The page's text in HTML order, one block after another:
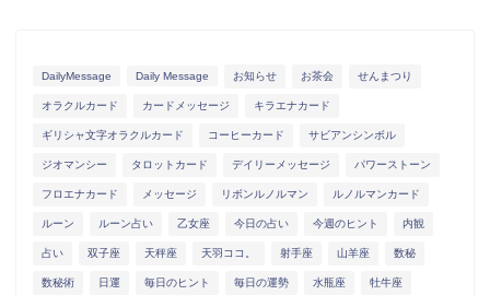
DailyMessage Daily Message お知らせ お茶会 せんまつり
オラクルカード カードメッセージ キラエナカード
ギリシャ文字オラクルカード コーヒーカード サビアンシンボル
ジオマンシー タロットカード デイリーメッセージ パワーストーン
フロエナカード メッセージ リボンルノルマン ルノルマンカード
ルーン ルーン占い 乙女座 今日の占い 今週のヒント 内観
占い 双子座 天秤座 天羽ココ。 射手座 山羊座 数秘
数秘術 日運 毎日のヒント 毎日の運勢 水瓶座 牡牛座